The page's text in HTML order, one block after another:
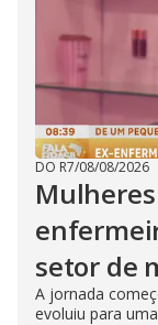
DO R7/08/08/2026
setor de
A jornada
evoluiu para